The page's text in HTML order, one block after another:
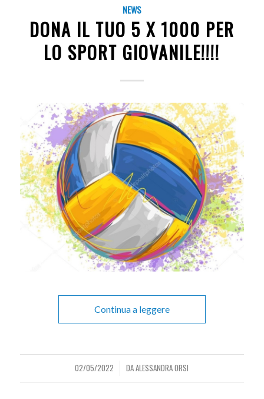
NEWS
DONA IL TUO 5 X 1000 PER
LO SPORT GIOVANILE!!!!
Continua a leggere
02/05/2022
/ DAALESSANDRA ORSI